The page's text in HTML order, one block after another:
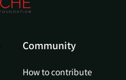
Community
How to contribute